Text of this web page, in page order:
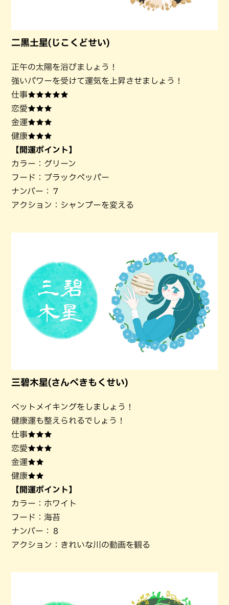
二黒土星(じこくどせい)
正午の太陽を浴びましょう！
強いパワーを受けて運気を上昇させましょう！
仕事★★★★★
恋愛★★★
金運★★★
健康★★★
【開運ポイント】
カラー：グリーン
フード：ブラックペッパー
ナンバー：７
アクション：シャンプーを変える
三碧木星(さんぺきもくせい)
ベットメイキングをしましょう！
健康運も整えられるでしょう！
仕事★★★
恋愛★★★
金運★★
健康★★
【開運ポイント】
カラー：ホワイト
フード：海苔
ナンバー：８
アクション：きれいな川の動画を観る